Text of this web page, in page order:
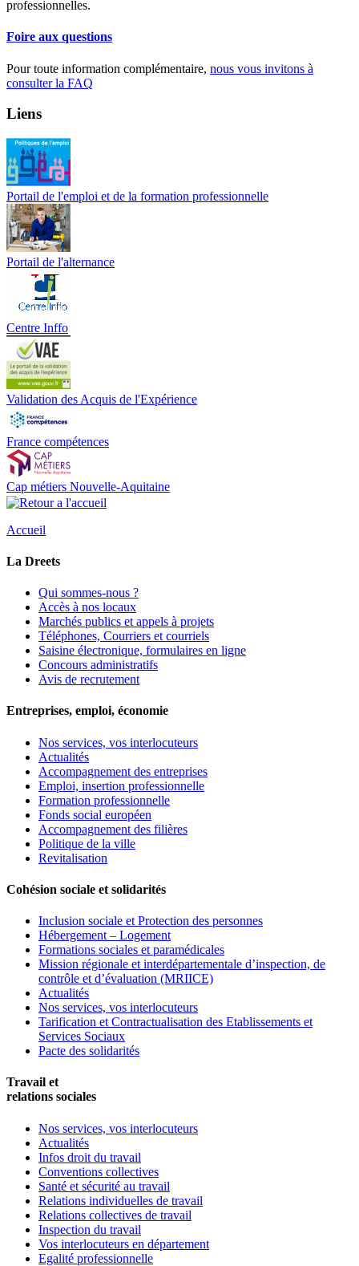
professionnelles.
Foire aux questions
Pour toute information complémentaire, nous vous invitons à
consulter la FAQ
Liens
Portail de l'emploi et de la formation professionnelle
Portail de l'alternance
Centre Inffo
Validation des Acquis de l'Expérience
France compétences
Cap métiers Nouvelle-Aquitaine
Accueil
La Dreets
Qui sommes-nous ?
Accès à nos locaux
Marchés publics et appels à projets
Téléphones, Courriers et courriels
Saisine électronique, formulaires en ligne
Concours administratifs
Avis de recrutement
Entreprises, emploi, économie
Nos services, vos interlocuteurs
Actualités
Accompagnement des entreprises
Emploi, insertion professionnelle
Formation professionnelle
Fonds social européen
Accompagnement des filières
Politique de la ville
Revitalisation
Cohésion sociale et solidarités
Inclusion sociale et Protection des personnes
Hébergement – Logement
Formations sociales et paramédicales
Mission régionale et interdépartementale d’inspection, de
contrôle et d’évaluation (MRIICE)
Actualités
Nos services, vos interlocuteurs
Tarification et Contractualisation des Etablissements et
Services Sociaux
Pacte des solidarités
Travail et
relations sociales
Nos services, vos interlocuteurs
Actualités
Infos droit du travail
Conventions collectives
Santé et sécurité au travail
Relations individuelles de travail
Relations collectives de travail
Inspection du travail
Vos interlocuteurs en département
Egalité professionnelle